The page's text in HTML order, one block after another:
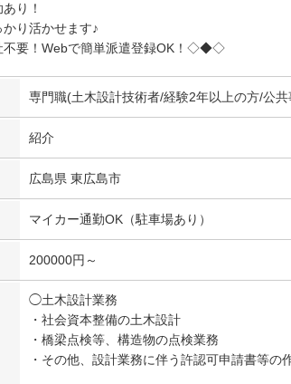
り！
かり活かせます♪
要！Webで簡単派遣登録OK！◇◆◇
専門職(土木設計技術者/経験2年以上の方/公
紹介
広島県 東広島市
マイカー通勤OK（駐車場あり）
200000円～
◯土木設計業務
・社会資本整備の土木設計
・橋梁点検等、構造物の点検業務
・その他、設計業務に伴う許認可申請書等の